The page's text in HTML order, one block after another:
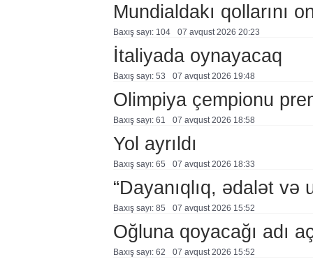
Mundialdakı qollarını
Baxış sayı: 104 07 avqust 2026 20:23
İtaliyada oynayacaq
Baxış sayı: 53 07 avqust 2026 19:48
Olimpiya çempionu
Baxış sayı: 61 07 avqust 2026 18:58
Yol ayrıldı
Baxış sayı: 65 07 avqust 2026 18:33
“Dayanıqlıq, ədalət
Baxış sayı: 85 07 avqust 2026 15:52
Oğluna qoyacağı adı
Baxış sayı: 62 07 avqust 2026 15:52